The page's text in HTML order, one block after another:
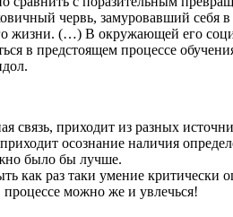
червь, замуровавший себя
жизни. (…) В окружающей его
в предстоящем процессе
связь, приходит из разных
осознание наличия
было бы лучше.
как раз таки умение
можно же и увлечься!